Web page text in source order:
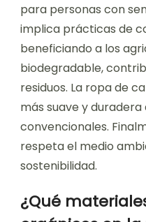
para personas con
implica prácticas de
beneficiando a los
biodegradable,
residuos. La ropa de
más suave y
convencionales.
respeta el medio
sostenibilidad.
¿Qué